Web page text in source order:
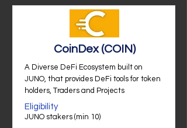
CoinDex (COIN)
A Diverse DeFi Ecosystem built on
JUNO, that provides DeFi tools for token
holders, Traders and Projects
Eligibility
JUNO stakers (min 10)